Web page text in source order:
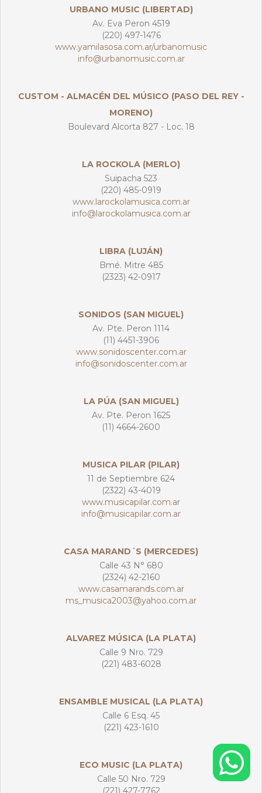
URBANO MUSIC (LIBERTAD)
Av. Eva Peron 4519
(220) 497-1476
www.yamilasosa.com.ar/urbanomusic
info@urbanomusic.com.ar
CUSTOM - ALMACÉN DEL MÚSICO (PASO DEL REY -
MORENO)
Boulevard Alcorta 827 - Loc. 18
LA ROCKOLA (MERLO)
Suipacha 523
(220) 485-0919
www.larockolamusica.com.ar
info@larockolamusica.com.ar
LIBRA (LUJÁN)
Bmé. Mitre 485
(2323) 42-0917
SONIDOS (SAN MIGUEL)
Av. Pte. Peron 1114
(11) 4451-3906
www.sonidoscenter.com.ar
info@sonidoscenter.com.ar
LA PÚA (SAN MIGUEL)
Av. Pte. Peron 1625
(11) 4664-2600
MUSICA PILAR (PILAR)
11 de Septiembre 624
(2322) 43-4019
www.musicapilar.com.ar
info@musicapilar.com.ar
CASA MARAND´S (MERCEDES)
Calle 43 N° 680
(2324) 42-2160
www.casamarands.com.ar
ms_musica2003@yahoo.com.ar
ALVAREZ MÚSICA (LA PLATA)
Calle 9 Nro. 729
(221) 483-6028
ENSAMBLE MUSICAL (LA PLATA)
Calle 6 Esq. 45
(221) 423-1610
ECO MUSIC (LA PLATA)
Calle 50 Nro. 729
(221) 427-7762